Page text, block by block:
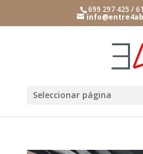
699 297 425 /
Seleccionar página